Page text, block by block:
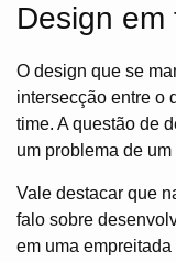
Design
O design que se
intersecção entre o
time. A questão de
um problema de
Vale destacar que
falo sobre
em uma